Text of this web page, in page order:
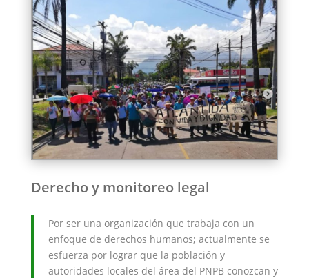
Derecho y monitoreo legal
Por ser una organización que trabaja con un
enfoque de derechos humanos; actualmente se
esfuerza por lograr que la población y
autoridades locales del área del PNPB conozcan y